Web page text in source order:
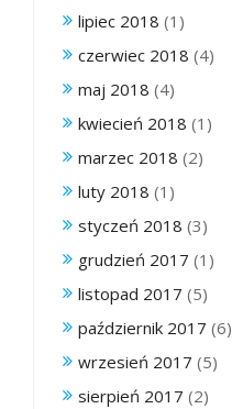
lipiec 2018 (1)
czerwiec 2018 (4)
maj 2018 (4)
kwiecień 2018 (1)
marzec 2018 (2)
luty 2018 (1)
styczeń 2018 (3)
grudzień 2017 (1)
listopad 2017 (5)
październik 2017 (6)
wrzesień 2017 (5)
sierpień 2017 (2)